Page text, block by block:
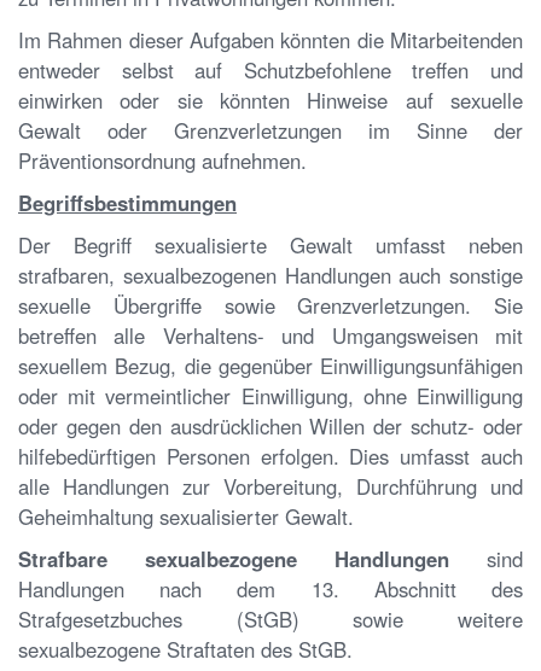
Im Rahmen dieser Aufgaben könnten die Mitarbeitenden
entweder selbst auf Schutzbefohlene treffen und
einwirken oder sie könnten Hinweise auf sexuelle
Gewalt oder Grenzverletzungen im Sinne der
Präventionsordnung aufnehmen.
Begriffsbestimmungen
Der Begriff sexualisierte Gewalt umfasst neben
strafbaren, sexualbezogenen Handlungen auch sonstige
sexuelle Übergriffe sowie Grenzverletzungen. Sie
betreffen alle Verhaltens- und Umgangsweisen mit
sexuellem Bezug, die gegenüber Einwilligungsunfähigen
oder mit vermeintlicher Einwilligung, ohne Einwilligung
oder gegen den ausdrücklichen Willen der schutz- oder
hilfebedürftigen Personen erfolgen. Dies umfasst auch
alle Handlungen zur Vorbereitung, Durchführung und
Geheimhaltung sexualisierter Gewalt.
Strafbare sexualbezogene Handlungen sind
Handlungen nach dem 13. Abschnitt des
Strafgesetzbuches (StGB) sowie weitere
sexualbezogene Straftaten des StGB.